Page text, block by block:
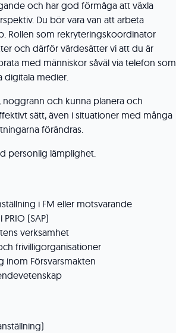
och har god förmåga att växla
Du bör vara van att arbeta
Rollen som rekryteringskoordinator
och därför värdesätter vi att du är
med människor såväl via telefon som
digitala medier.
och kunna planera och
sätt, även i situationer med många
förändras.
personlig lämplighet.
i FM eller motsvarande
(SAP)
verksamhet
frivilligorganisationer
inom Försvarsmakten